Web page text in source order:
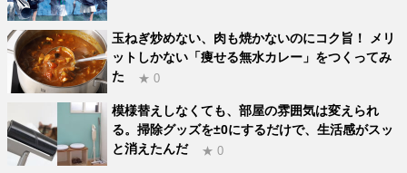
玉ねぎ炒めない、肉も焼かないのにコク旨！ メリ
ットしかない「痩せる無水カレー」をつくってみ
た
★ 0
模様替えしなくても、部屋の雰囲気は変えられ
る。掃除グッズを±0にするだけで、生活感がスッ
と消えたんだ
★ 0